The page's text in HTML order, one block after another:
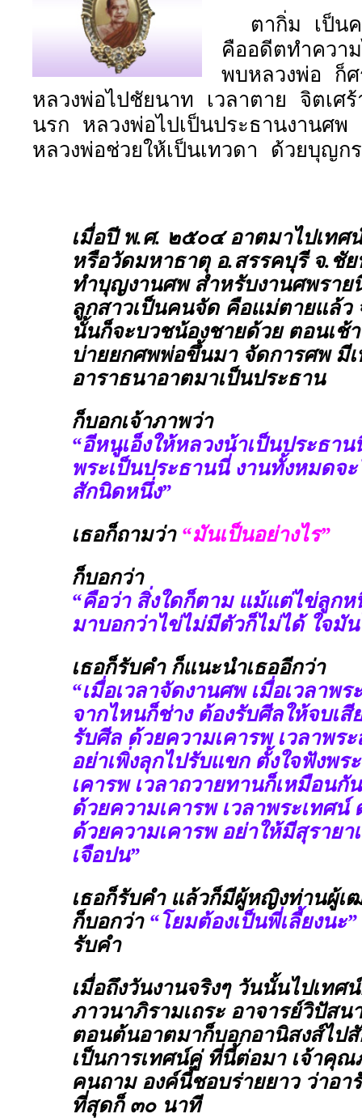
ตากิ่ม เป็น
คืออดีตทำควา
พบหลวงพ่อ ก็ศ
หลวงพ่อไปชัยนาท เวลาตาย จิตเศ
นรก หลวงพ่อไปเป็นประธานงานศพ
หลวงพ่อช่วยให้เป็นเทวดา ด้วยบุญก
เมื่อปี พ.ศ. ๒๕๐๔ อาตมาไปเทศ
หรือวัดมหาธาตุ อ.สรรคบุรี จ.ชั
ทำบุญงานศพ สำหรับงานศพราย
ลูกสาวเป็นคนจัด คือแม่ตายแล้ว
นั้นก็จะบวชน้องชายด้วย ตอนเช้
บ่ายยกศพพ่อขึ้นมา จัดการศพ มีเ
อาราธนาอาตมาเป็นประธาน
ก็บอกเจ้าภาพว่า
“อีหนูเอ็งให้หลวงน้าเป็นประธา
พระเป็นประธานนี่ งานทั้งหมดจ
สักนิดหนึ่ง”
เธอก็ถามว่า “มันเป็นอย่างไร”
ก็บอกว่า
“คือว่า สิ่งใดก็ตาม แม้แต่ไข่ลูก
มาบอกว่าไข่ไม่มีตัวก็ไม่ได้ ใจมั
เธอก็รับคำ ก็แนะนำเธออีกว่า
“เมื่อเวลาจัดงานศพ เมื่อเวลาพ
จากไหนก็ช่าง ต้องรับศีลให้จบเสี
รับศีล ด้วยความเคารพ เวลาพร
อย่าเพิ่งลุกไปรับแขก ตั้งใจฟังพร
เคารพ เวลาถวายทานก็เหมือนกั
ด้วยความเคารพ เวลาพระเทศน์
ด้วยความเคารพ อย่าให้มีสุรายา
เจือปน”
เธอก็รับคำ แล้วก็มีผู้หญิงท่านผู้
ก็บอกว่า “โยมต้องเป็นพี่เลี้ยงนะ”
รับคำ
เมื่อถึงวันงานจริงๆ วันนั้นไปเท
ภาวนาภิรามเถระ อาจารย์วิปัส
ตอนต้นอาตมาก็บอกอานิสงส์ไป
เป็นการเทศน์คู่ ที่นี้ต่อมา เจ้าคุณ
คนถาม องค์นี้ชอบร่ายยาว ว่าอา
ที่สุดก็ ๓๐ นาที